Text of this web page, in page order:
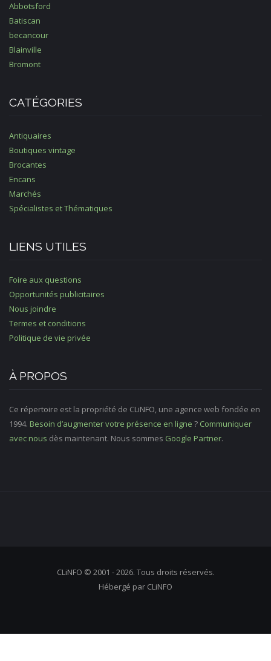
Abbotsford
Batiscan
becancour
Blainville
Bromont
CATÉGORIES
Antiquaires
Boutiques vintage
Brocantes
Encans
Marchés
Spécialistes et Thématiques
LIENS UTILES
Foire aux questions
Opportunités publicitaires
Nous joindre
Termes et conditions
Politique de vie privée
À PROPOS
Ce répertoire est la propriété de CLiNFO, une agence web fondée en
1994. Besoin d’augmenter votre présence en ligne ? Communiquer
avec nous dès maintenant. Nous sommes Google Partner.
CLiNFO © 2001 - 2026. Tous droits réservés.
Hébergé par CLiNFO